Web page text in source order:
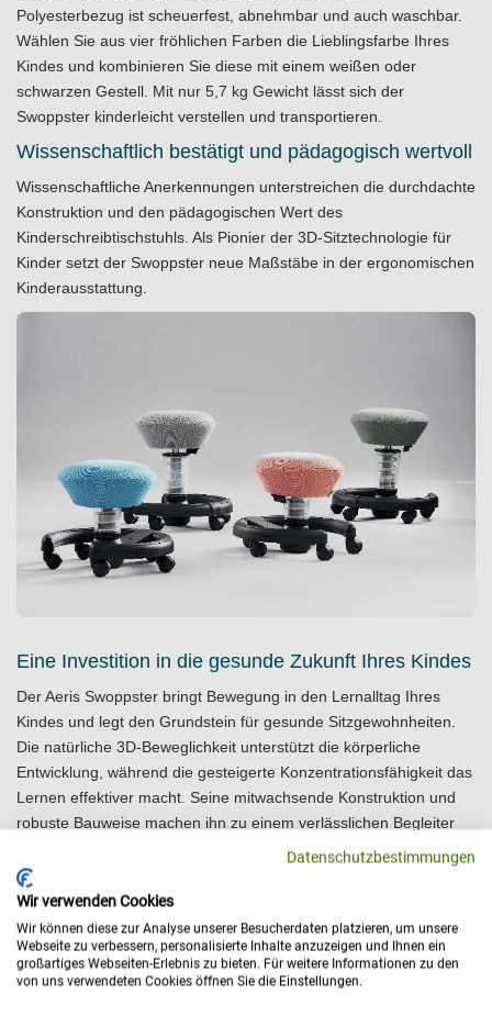
Polyesterbezug ist scheuerfest, abnehmbar und auch waschbar.
Wählen Sie aus vier fröhlichen Farben die Lieblingsfarbe Ihres
Kindes und kombinieren Sie diese mit einem weißen oder
schwarzen Gestell. Mit nur 5,7 kg Gewicht lässt sich der
Swoppster kinderleicht verstellen und transportieren.
Wissenschaftlich bestätigt und pädagogisch wertvoll
Wissenschaftliche Anerkennungen unterstreichen die durchdachte
Konstruktion und den pädagogischen Wert des
Kinderschreibtischstuhls. Als Pionier der 3D-Sitztechnologie für
Kinder setzt der Swoppster neue Maßstäbe in der ergonomischen
Kinderausstattung.
Eine Investition in die gesunde Zukunft Ihres Kindes
Der Aeris Swoppster bringt Bewegung in den Lernalltag Ihres
Kindes und legt den Grundstein für gesunde Sitzgewohnheiten.
Die natürliche 3D-Beweglichkeit unterstützt die körperliche
Entwicklung, während die gesteigerte Konzentrationsfähigkeit das
Lernen effektiver macht. Seine mitwachsende Konstruktion und
robuste Bauweise machen ihn zu einem verlässlichen Begleiter
durch die gesamte Kindergarten- und Grundschulzeit.
Setzen Sie auf Bewegung, Gesundheit und Lernspaß, ein
Kinderstuhl, der mit den Bedürfnissen Ihres Kindes wächst.
Vereinbaren Sie jetzt einkostenfreies Beratungsgespräch und
lassen Sie sich individuell beraten.
Datenschutzbestimmungen
Wir verwenden Cookies
Wir können diese zur Analyse unserer Besucherdaten platzieren, um unsere
Webseite zu verbessern, personalisierte Inhalte anzuzeigen und Ihnen ein
großartiges Webseiten-Erlebnis zu bieten. Für weitere Informationen zu den
von uns verwendeten Cookies öffnen Sie die Einstellungen.